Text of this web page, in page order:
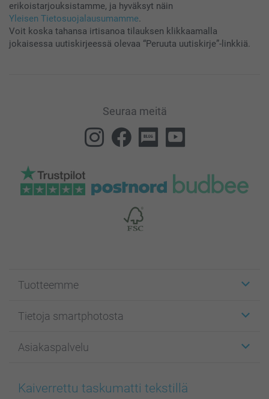
erikoistarjouksistamme, ja hyväksyt näin
Yleisen Tietosuojalausumamme.
Voit koska tahansa irtisanoa tilauksen klikkaamalla
jokaisessa uutiskirjeessä olevaa “Peruuta uutiskirje”-linkkiä.
Seuraa meitä
Tuotteemme
Kuvakortit
Kuvakirjat
Valokuvat, Julisteet & Taskukirjat
Tietoja smartphotosta
Affiliate ohjelma
Evästekäytäntö
Asiakaspalvelu
100% tyytyväisyystakuu
Kaiverrettu taskumatti tekstillä